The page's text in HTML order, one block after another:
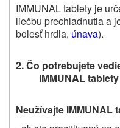
IMMUNAL tablety je
liečbu prechladnutia a
bolesť hrdla, únava).
2. Čo potrebujete
IMMUNAL tablety
Neužívajte IMMUNAL